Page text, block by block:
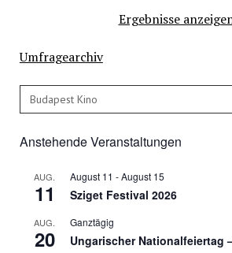
Ergebnisse
Umfragearchiv
Suchen
Anstehende Veranstaltungen
AUG.
11
August 11 -August 15
Sziget Festival 2026
AUG.
20
Ganztägig
Ungarischer Nationalfeiertag